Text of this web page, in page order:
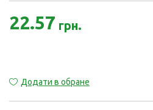
22.57 грн.
Додати в обране